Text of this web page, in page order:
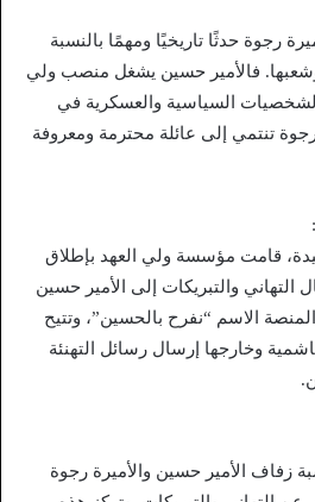
رجوة حدثًا تاريخيًا ومهمًا بالنسبة
وشعبها. فالأمير حسين يشغل منصب ولي
الشخصيات السياسية والعسكرية في
تنتمي إلى عائلة محترمة ومعروفة
قامت مؤسسة ولي العهد بإطلاق
التهاني والتبريكات إلى الأمير حسين
الاسم “نفرح بالحسين”، وتتيح
وخارجها إرسال رسائل التهنئة
زفاف الأمير حسين والأميرة رجوة